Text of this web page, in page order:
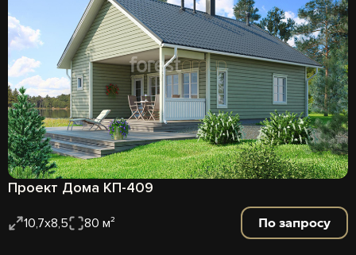
Проект Дома КП-409
10,7х8,5 80 м² По запросу